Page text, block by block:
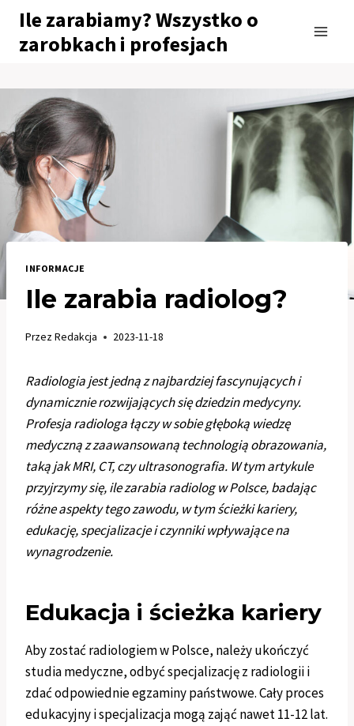
Przejdź
treści
Ile zarabiamy? Wszystko o
zarobkach i profesjach
INFORMACJE
Ile zarabia radiolog?
PrzezRedakcja 2023-11-18
Radiologia jest jedną z najbardziej fascynujących i
dynamicznie rozwijających się dziedzin medycyny.
Profesja radiologa łączy w sobie głęboką wiedzę
medyczną z zaawansowaną technologią obrazowania,
taką jak MRI, CT, czy ultrasonografia. W tym artykule
przyjrzymy się, ile zarabia radiolog w Polsce, badając
różne aspekty tego zawodu, w tym ścieżki kariery,
edukację, specjalizacje i czynniki wpływające na
wynagrodzenie.
Edukacja i ścieżka kariery
Aby zostać radiologiem w Polsce, należy ukończyć
studia medyczne, odbyć specjalizację z radiologii i
zdać odpowiednie egzaminy państwowe. Cały proces
edukacyjny i specjalizacja mogą zająć nawet 11-12 lat.